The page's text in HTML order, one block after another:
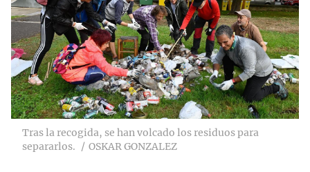
Tras la recogida, se han volcado los residuos para
separarlos.
OSKAR GONZALEZ